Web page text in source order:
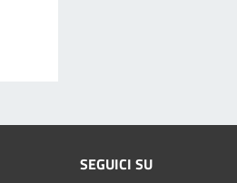
SEGUICI SU